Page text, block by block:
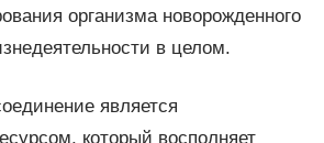
организма новорожденного
в целом.
является
который восполняет